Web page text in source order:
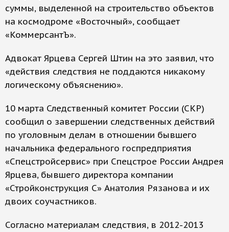
суммы, выделенной на строительство объектов
на космодроме «Восточный», сообщает
«КоммерсантЪ».
Адвокат Ярцева Сергей Штин на это заявил, что
«действия следствия не поддаются никакому
логическому объяснению».
10 марта Следственный комитет России (СКР)
сообщил о завершении следственных действий
по уголовным делам в отношении бывшего
начальника федерального госпредприятия
«Спецстройсервис» при Спецстрое России Андрея
Ярцева, бывшего директора компании
«Стройконструкция С» Анатолия Рязанова и их
двоих соучастников.
Согласно материалам следствия, в 2012-2013